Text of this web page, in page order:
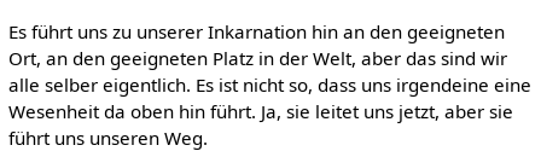
Es führt uns zu unserer Inkarnation hin an den geeigneten
Ort, an den geeigneten Platz in der Welt, aber das sind wir
alle selber eigentlich. Es ist nicht so, dass uns irgendeine eine
Wesenheit da oben hin führt. Ja, sie leitet uns jetzt, aber sie
führt uns unseren Weg.